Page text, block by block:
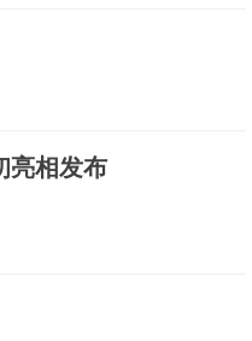
亮相发布